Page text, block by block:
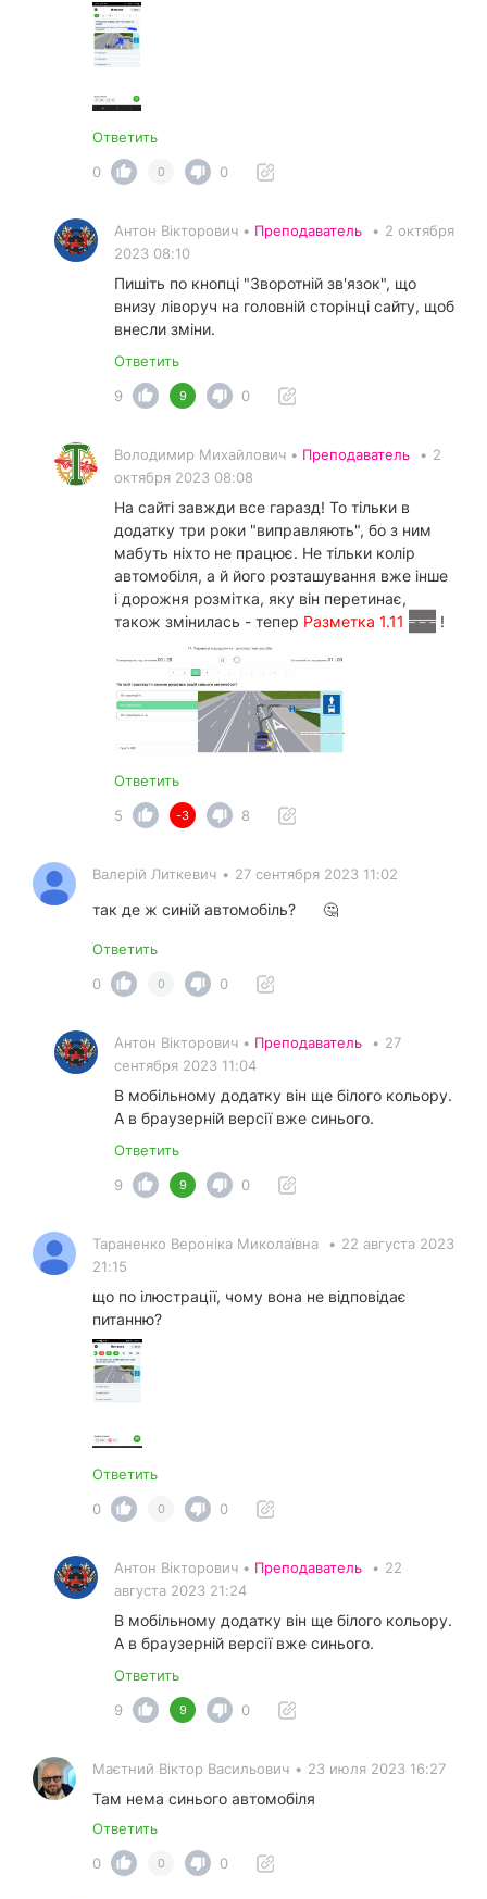
Ответить
0
0 0
Антон Вікторович • Преподаватель • 2 октября
2023 08:10
Пишіть по кнопці "Зворотній зв'язок", що
внизу ліворуч на головній сторінці сайту, щоб
внесли зміни.
Ответить
9
9 0
Володимир Михайлович • Преподаватель • 2
октября 2023 08:08
На сайті завжди все гаразд! То тільки в
додатку три роки "виправляють", бо з ним
мабуть ніхто не працює. Не тільки колір
автомобіля, а й його розташування вже інше
і дорожня розмітка, яку він перетинає,
також змінилась - тепер Разметка 1.11 !
Ответить
5
-3 8
Валерій Литкевич • 27 сентября 2023 11:02
так де ж синій автомобіль? 🤔
Ответить
0
0 0
Антон Вікторович • Преподаватель • 27
сентября 2023 11:04
В мобільному додатку він ще білого кольору.
А в браузерній версії вже синього.
Ответить
9
9 0
Тараненко Вероніка Миколаївна • 22 августа 2023
21:15
що по ілюстрації, чому вона не відповідає
питанню?
Ответить
0
0 0
Антон Вікторович • Преподаватель • 22
августа 2023 21:24
В мобільному додатку він ще білого кольору.
А в браузерній версії вже синього.
Ответить
9
9 0
Маєтний Віктор Васильович • 23 июля 2023 16:27
Там нема синього автомобіля
Ответить
0
0 0